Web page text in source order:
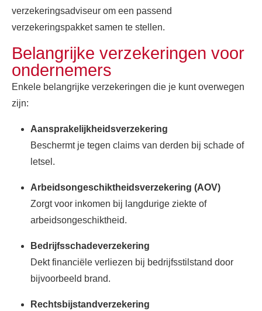
verzekeringsadviseur om een passend
verzekeringspakket samen te stellen.
Belangrijke verzekeringen voor
ondernemers
Enkele belangrijke verzekeringen die je kunt overwegen
zijn:
Aansprakelijkheidsverzekering
Beschermt je tegen claims van derden bij schade of
letsel.
Arbeidsongeschiktheidsverzekering (AOV)
Zorgt voor inkomen bij langdurige ziekte of
arbeidsongeschiktheid.
Bedrijfsschadeverzekering
Dekt financiële verliezen bij bedrijfsstilstand door
bijvoorbeeld brand.
Rechtsbijstandverzekering